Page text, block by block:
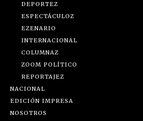
DEPORTEZ
ESPECTÁCULOZ
EZENARIO
INTERNACIONAL
COLUMNAZ
ZOOM POLÍTICO
REPORTAJEZ
NACIONAL
EDICIÓN IMPRESA
NOSOTROS